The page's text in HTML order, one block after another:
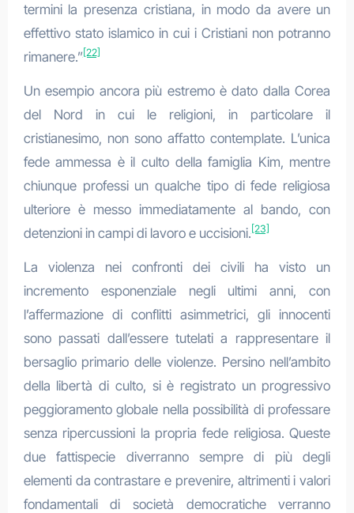
termini la presenza cristiana, in modo da avere un
effettivo stato islamico in cui i Cristiani non potranno
rimanere.”[22]
Un esempio ancora più estremo è dato dalla Corea
del Nord in cui le religioni, in particolare il
cristianesimo, non sono affatto contemplate. L’unica
fede ammessa è il culto della famiglia Kim, mentre
chiunque professi un qualche tipo di fede religiosa
ulteriore è messo immediatamente al bando, con
detenzioni in campi di lavoro e uccisioni.[23]
La violenza nei confronti dei civili ha visto un
incremento esponenziale negli ultimi anni, con
l’affermazione di conflitti asimmetrici, gli innocenti
sono passati dall’essere tutelati a rappresentare il
bersaglio primario delle violenze. Persino nell’ambito
della libertà di culto, si è registrato un progressivo
peggioramento globale nella possibilità di professare
senza ripercussioni la propria fede religiosa. Queste
due fattispecie diverranno sempre di più degli
elementi da contrastare e prevenire, altrimenti i valori
fondamentali di società democratiche verranno